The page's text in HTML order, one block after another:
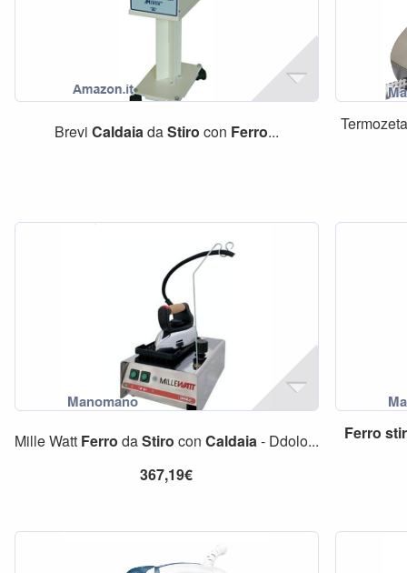
Brevi CaldaiadaStiro con Ferro...
Mille Watt Ferro daStiro con Caldaia- Ddolo...
367,19€
Ferro